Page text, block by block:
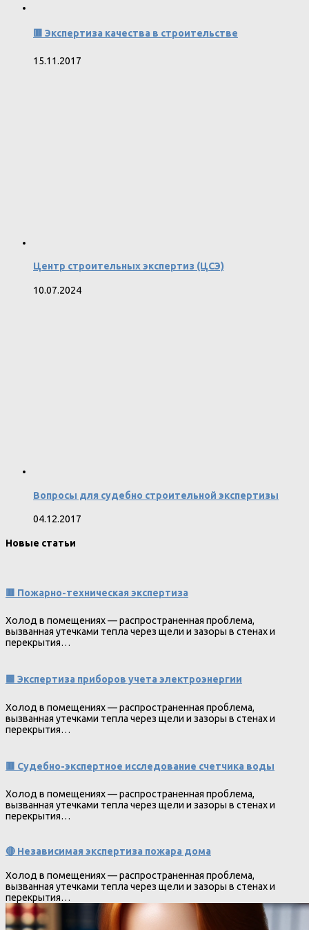
🟥 Экспертиза качества в строительстве
15.11.2017
Центр строительных экспертиз (ЦСЭ)
10.07.2024
Вопросы для судебно строительной экспертизы
04.12.2017
Новые статьи
🟥 Пожарно-техническая экспертиза
Холод в помещениях — распространенная проблема,
вызванная утечками тепла через щели и зазоры в стенах и
перекрытия…
🟩 Экспертиза приборов учета электроэнергии
Холод в помещениях — распространенная проблема,
вызванная утечками тепла через щели и зазоры в стенах и
перекрытия…
🟥 Судебно-экспертное исследование счетчика воды
Холод в помещениях — распространенная проблема,
вызванная утечками тепла через щели и зазоры в стенах и
перекрытия…
🔴 Независимая экспертиза пожара дома
Холод в помещениях — распространенная проблема,
вызванная утечками тепла через щели и зазоры в стенах и
перекрытия…